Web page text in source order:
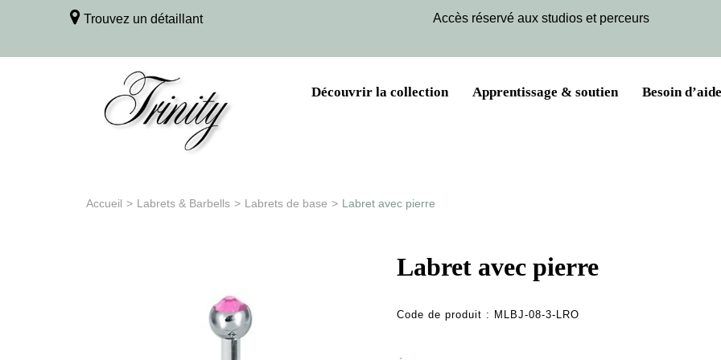
Trouvez un détaillant Accès réservé aux studios et perceurs
Découvrir la collection Apprentissage & soutien Besoin
Accueil > Labrets & Barbells > Labrets de base > Labret avec pierre
Labret avec pierre
Code de produit : MLBJ-08-3-LRO